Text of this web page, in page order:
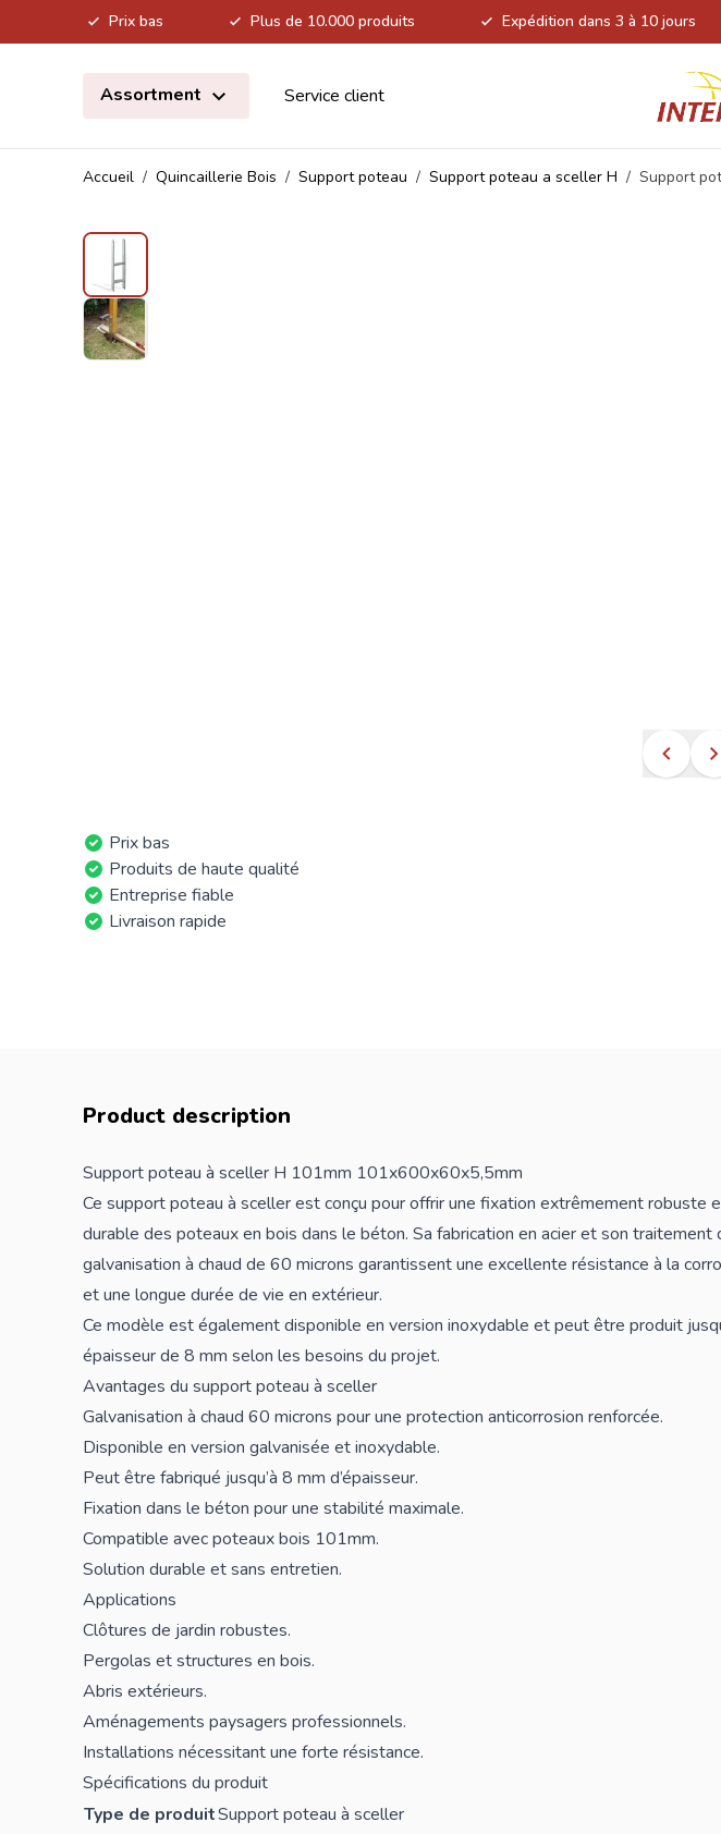
Prix bas Plus de 10.000 produits Expédition dans 3 à 10 jours
Assortment
Service client
Accueil / Quincaillerie Bois / Support poteau / Support poteau a sceller H / Support
Prix bas
Produits de haute qualité
Entreprise fiable
Livraison rapide
Product description
Support poteau à sceller H 101mm 101x600x60x5,5mm
Ce support poteau à sceller est conçu pour offrir une fixation extrêmement robuste
durable des poteauxen bois dans le béton. Sa fabrication en acier et son traitement
galvanisation à chaud de 60 microns garantissent une excellente résistance à la
et une longue durée de vie en extérieur.
Ce modèle est également disponible en version inoxydable et peut être produit
épaisseur de 8 mm selon les besoins du projet.
Avantages du support poteau à sceller
Galvanisation à chaud 60 microns pour une protection anticorrosion renforcée.
Disponible en version galvanisée et inoxydable.
Peut être fabriqué jusqu’à 8 mm d’épaisseur.
Fixation dans le béton pour une stabilité maximale.
Compatible avec poteaux bois 101mm.
Solution durable et sans entretien.
Applications
Clôtures de jardin robustes.
Pergolas et structures en bois.
Abris extérieurs.
Aménagements paysagers professionnels.
Installations nécessitant une forte résistance.
Spécifications du produit
Type de produitSupport poteau à sceller